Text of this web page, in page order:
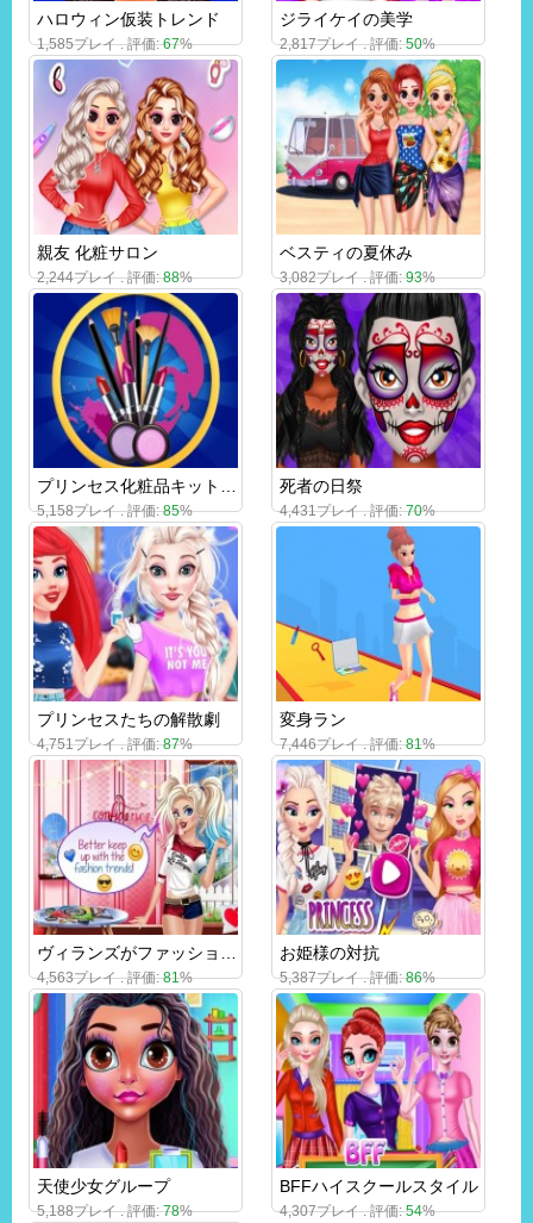
ハロウィン仮装トレンド
1,585プレイ . 評価:67%
ジライケイの美学
2,817プレイ . 評価:50%
親友 化粧サロン
2,244プレイ . 評価:88%
ベスティの夏休み
3,082プレイ . 評価:93%
5,158プレイ . 評価:85%
死者の日祭
4,431プレイ . 評価:70%
プリンセスたちの解散劇
4,751プレイ . 評価:87%
変身ラン
7,446プレイ . 評価:81%
4,563プレイ . 評価:81%
お姫様の対抗
5,387プレイ . 評価:86%
天使少女グループ
5,188プレイ . 評価:78%
BFFハイスクールスタイル
4,307プレイ . 評価:54%